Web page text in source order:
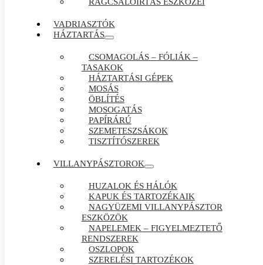
VADRIASZTÓK
HÁZTARTÁS
CSOMAGOLÁS – FÓLIÁK –
TASAKOK
HÁZTARTÁSI GÉPEK
MOSÁS
ÖBLÍTÉS
MOSOGATÁS
PAPÍRÁRÚ
SZEMETESZSÁKOK
TISZTÍTÓSZEREK
VILLANYPÁSZTOROK
HUZALOK ÉS HÁLÓK
KAPUK ÉS TARTOZÉKAIK
NAGYÜZEMI VILLANYPÁSZTOR
ESZKÖZÖK
NAPELEMEK – FIGYELMEZTETŐ
RENDSZEREK
OSZLOPOK
SZERELÉSI TARTOZÉKOK